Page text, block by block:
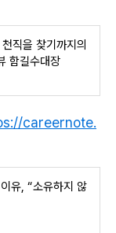
직을 찾기까지의
함길수대장
careernote.
유, “소유하지 않